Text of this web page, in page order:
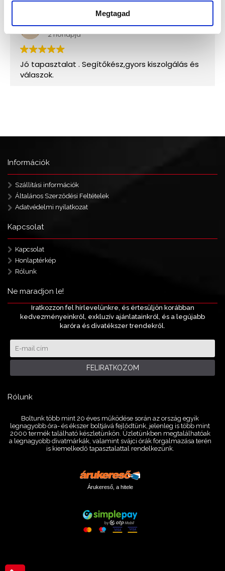
Megtagad
Információk
Szállítási információk
Általános Szerződési Feltételek
Adatvédelmi nyilatkozat
Kapcsolat
Kapcsolat
Honlaptérkép
Rólunk
Ne maradjon le!
Iratkozzon fel hírlevelünkre, és értesüljön korábban
kedvezményeinkről, exkluzív ajánlatainkról, és a legújabb
karóra és divatékszer trendekről.
FELIRATKOZOM
Rólunk
Boltunk több mint 20 éves működése során az ország egyik
legnagyobb óra- és ékszer boltjává fejlődtünk, jelenleg is több mint
2000 termék található készletünkön. Üzletünkben megtalálhatóak
a legnagyobb divatmárkák, valamint svájci órák forgalmazása terén
is kiemelkedő tapasztalattal rendelkezünk.
Árukereső, a hitele